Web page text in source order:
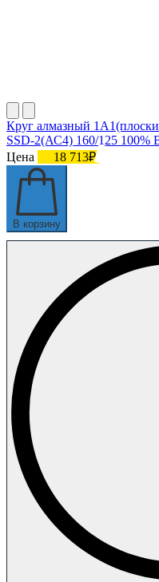
Круг алмазный
SSD-2(АС4) 160/125 100%
Цена
18 713₽
В корзину